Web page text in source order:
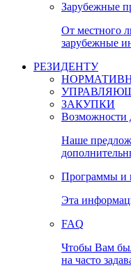
Зарубежные
От местного
зарубежные
РЕЗИДЕНТУ
ЗАКУПКИ
Возможности
Наше
Программы и
Эта
FAQ
Чтобы Вам
на часто